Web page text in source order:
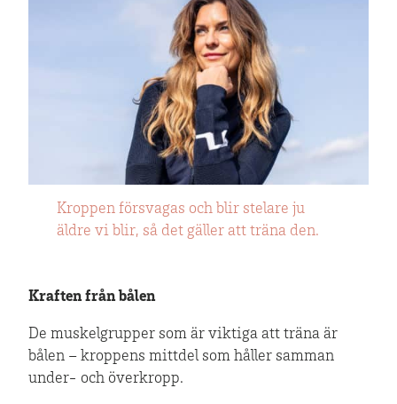
Kroppen försvagas och blir stelare ju
äldre vi blir, så det gäller att träna den.
Kraften från bålen
De muskelgrupper som är viktiga att träna är
bålen – kroppens mittdel som håller samman
under- och överkropp.